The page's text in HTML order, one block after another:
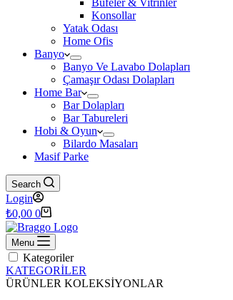
Konsollar
Yatak Odası
Home Ofis
Banyo
Banyo Ve Lavabo Dolapları
Çamaşır Odası Dolapları
Home Bar
Bar Dolapları
Bar Tabureleri
Hobi & Oyun
Bilardo Masaları
Masif Parke
Search
Login
Shopping
cart
₺0,00 0
Menu
Kategoriler
KATEGORİLER
ÜRÜNLER KOLEKSİYONLAR